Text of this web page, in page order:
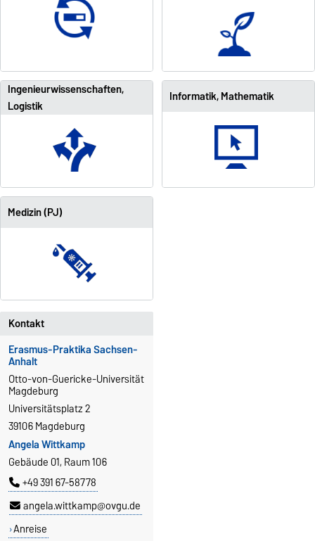
Ingenieurwissenschaften,
Logistik
Informatik, Mathematik
Medizin (PJ)
Kontakt
Erasmus-Praktika Sachsen-
Anhalt
Otto-von-Guericke-Universität
Magdeburg
Universitätsplatz 2
39106 Magdeburg
Angela Wittkamp
Gebäude 01, Raum 106
+49 391 67-58778
angela.wittkamp@ovgu.de
Anreise